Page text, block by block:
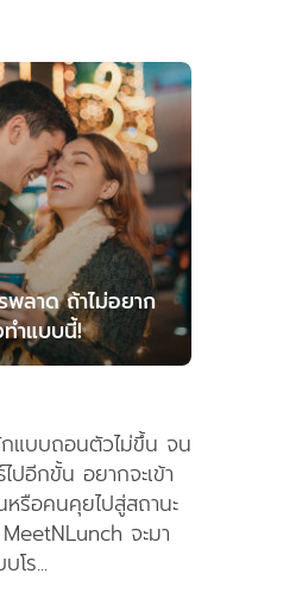
ลาด ถ้าไม่อยาก
ำแบบนี้!
แบบถอนตัวไม่ขึ้น จน
ปอีกขั้น อยากจะเข้า
รือคนคุยไปสู่สถานะ
จะมา
โร...